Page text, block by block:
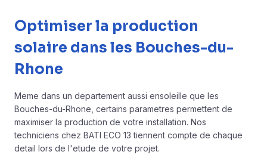
Optimiser la production
solaire dans les Bouches-du-
Rhone
Meme dans un departement aussi ensoleille que les
Bouches-du-Rhone, certains parametres permettent de
maximiser la production de votre installation. Nos
techniciens chez BATI ECO 13 tiennent compte de chaque
detail lors de l'etude de votre projet.